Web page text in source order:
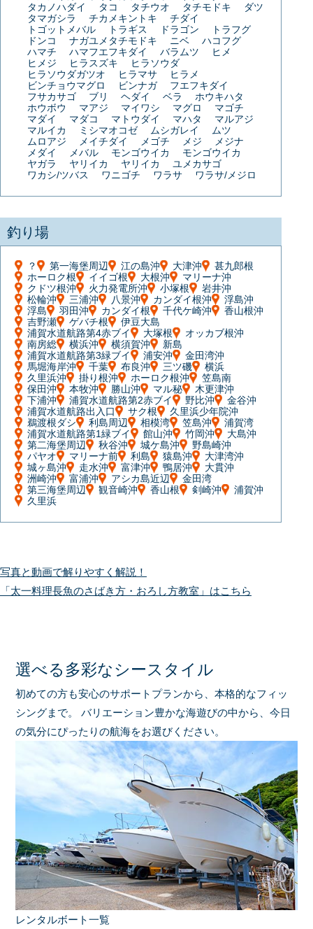
タカノハダイ
タコ タチウオ タチモドキ
ダツ
タマガシラ
チカメキントキ
チダイ
トゴットメバル
トラギス ドラゴン
トラフグ
ドンコ
ナガユメタチモドキ ニベ
ハコフグ
ハマチ
ハマフエフキダイ バラムツ
ヒメ
ヒメジ
ヒラスズキ
ヒラソウダ
ヒラソウダガツオ
ヒラマサ
ヒラメ
ビンチョウマグロ
ビンナガ
フエフキダイ
フサカサゴ
ブリ ヘダイ ベラ
ホウキハタ
ホウボウ
マアジ マイワシ マグロ
マゴチ
マダイ
マダコ マトウダイ マハタ
マルアジ
マルイカ
ミシマオコゼ ムシガレイ
ムツ
ムロアジ
メイチダイ メゴチ メジ
メジナ
メダイ
メバル モンゴウイカ
モンゴウイカ
ヤガラ
ヤリイカ ヤリイカ
ユメカサゴ
ワカシ/ツバス
ワニゴチ ワラサ ワラサ/メジロ
釣り場
？ 第一海堡周辺 江の島沖 大津沖
甚九郎根
ホーロク根
イイゴ根 大根沖
マリーナ沖
クドツ根沖
火力発電所沖 小塚根
岩井沖
松輪沖
三浦沖 八景沖 カンダイ根沖
浮島沖
浮島
羽田沖 カンダイ根 千代ケ崎沖
香山根沖
吉野瀬
ゲバチ根
伊豆大島
浦賀水道航路第4赤ブイ
大塚根
オッカブ根沖
南房総
横浜沖 横須賀沖
新島
浦賀水道航路第3緑ブイ
浦安沖
金田湾沖
馬堀海岸沖
千葉 布良沖 三ツ磯
横浜
久里浜沖
掛り根沖 ホーロク根沖
笠島南
保田沖
本牧沖 勝山沖 マル秘
木更津沖
下浦沖
浦賀水道航路第2赤ブイ 野比沖
金谷沖
浦賀水道航路出入口
サク根
久里浜少年院沖
鵜渡根ダシ
利島周辺 相模湾 笠島沖
浦賀湾
浦賀水道航路第1緑ブイ
館山沖 竹岡沖
大島沖
第二海堡周辺
秋谷沖 城ケ島沖
野島崎沖
パヤオ
マリーナ前 利島 猿島沖
大津湾沖
城ヶ島沖
走水沖 富津沖 鴨居沖
大貫沖
洲崎沖
富浦沖 アシカ島近辺
金田湾
第三海堡周辺
観音崎沖 香山根 剣崎沖
浦賀沖
久里浜
写真と動画で解りやすく解説！
「太一料理長魚のさばき方・おろし方教室」はこちら
選べる多彩なシースタイル
初めての方も安心のサポートプランから、本格的なフィッ
シングまで。
バリエーション豊かな海遊びの中から、今日
の気分にぴったりの航海をお選びください。
レンタルボート一覧